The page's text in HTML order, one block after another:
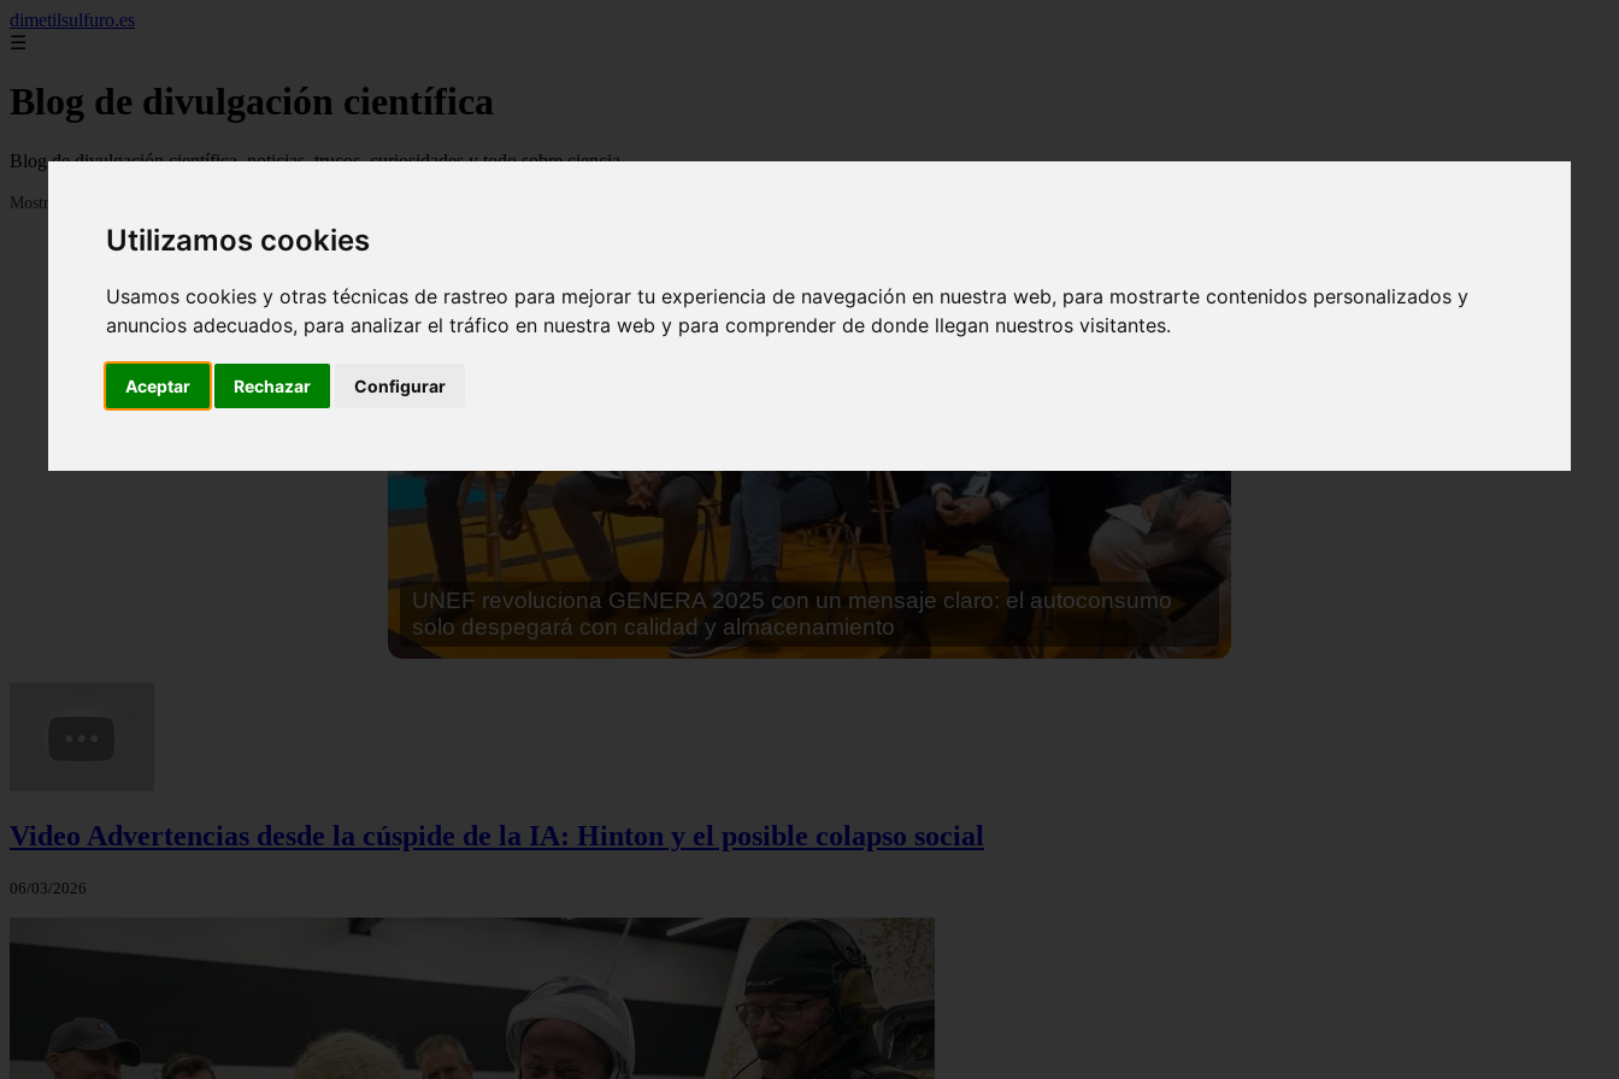
Utilizamos cookies
Usamos cookies y otras técnicas de rastreo para mejorar tu experiencia de navegación en nuestra web, para mostrarte contenidos personalizados y
anuncios adecuados, para analizar el tráfico en nuestra web y para comprender de donde llegan nuestros visitantes.
Aceptar Rechazar Configurar
dimetilsulfuro.es
☰
Blog de divulgación científica
Blog de divulgación científica, noticias, trucos, curiosidades y todo sobre ciencia
Mostrando 1 - 24 de 907 artículos
En África harán lo que parecía imposible: Utilizarán moléculas de agua para
cocinar sus alimentos
Video Advertencias desde la cúspide de la IA: Hinton y el posible colapso social
06/03/2026